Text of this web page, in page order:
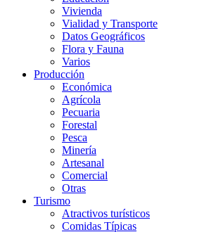
Vivienda
Vialidad y Transporte
Datos Geográficos
Flora y Fauna
Varios
Producción
Económica
Agrícola
Pecuaria
Forestal
Pesca
Minería
Artesanal
Comercial
Otras
Turismo
Atractivos turísticos
Comidas Típicas